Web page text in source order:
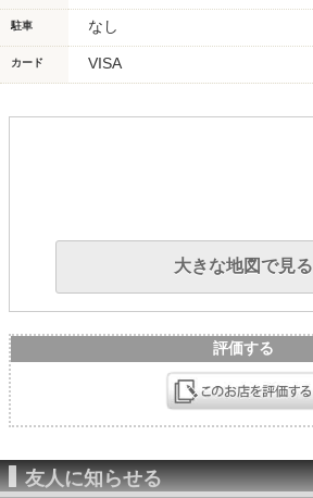
駐車 なし
カード VISA
大きな地図で見る
評価する
友人に知らせる